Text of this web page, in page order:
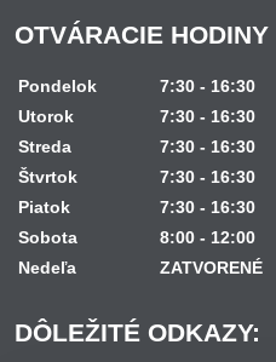
OTVÁRACIE HODINY
Pondelok
7:30 - 16:30
Utorok
7:30 - 16:30
Streda
7:30 - 16:30
Štvrtok
7:30 - 16:30
Piatok
7:30 - 16:30
Sobota
8:00 - 12:00
Nedeľa
ZATVORENÉ
DÔLEŽITÉ ODKAZY: